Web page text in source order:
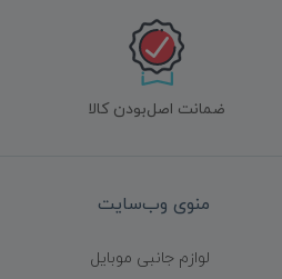
ضمانت اصل‌بودن کالا
منوی وب‌سایت
لوازم جانبی موبایل